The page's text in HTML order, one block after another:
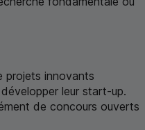
projets innovants
leur start-up.
de concours ouverts